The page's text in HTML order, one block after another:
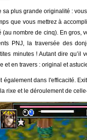
sa plus grande originalité :
que vous mettrez à
nombre de cinq). En gros,
PNJ, la traversée des
minutes ! Autant dire qu’il
et en travers : original et
également dans l'efficacité.
rixe et le déroulement de